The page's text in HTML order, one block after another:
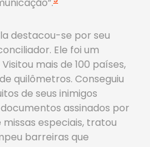
destacou-se por seu
Ele foi um
mais de 100 países,
quilômetros. Conseguiu
de seus inimigos
assinados por
especiais, tratou
barreiras que